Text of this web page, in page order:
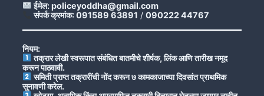
ईमेल: policeyoddha@gmail.com
संपर्क क्रमांक: 091589 63891 / 090222 44767
नियम:
तक्रार लेखी स्वरूपात संबंधित बातमीचे शीर्षक, लिंक आणि तारीख नमूद
करून पाठवावी.
समिती प्राप्त तक्रारींची नोंद करून ७ कामकाजाच्या दिवसांत प्राथमिक
सुनावणी करेल.